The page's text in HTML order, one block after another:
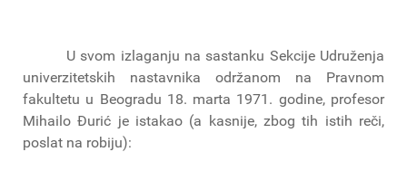
U svom izlaganju na sastanku Sekcije Udruženja
univerzitetskih nastavnika održanom na Pravnom
fakultetu u Beogradu 18. marta 1971. godine, profesor
Mihailo Đurić je istakao (a kasnije, zbog tih istih reči,
poslat na robiju):